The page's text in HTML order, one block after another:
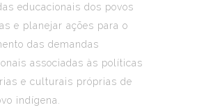
educacionais dos povos
e planejar ações para o
das demandas
associadas às políticas
e culturais próprias de
indígena.